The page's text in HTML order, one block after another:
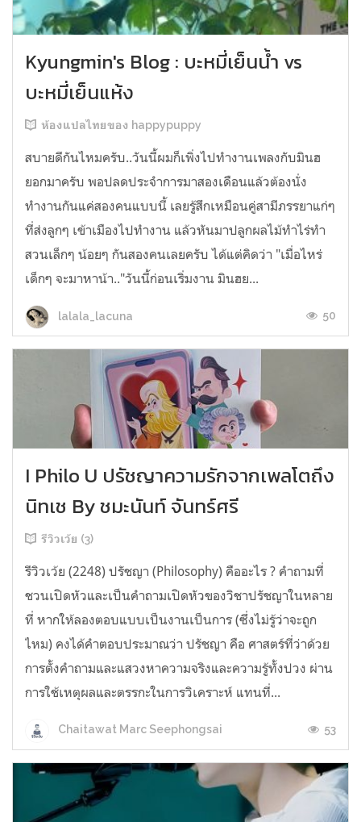
Kyungmin's Blog : บะหมี่เย็นน้ำ vs
บะหมี่เย็นแห้ง
ห้องแปลไทยของ happypuppy
สบายดีกันไหมครับ..วันนี้ผมก็เพิ่งไปทำงานเพลงกับมินฮ
ยอกมาครับ พอปลดประจำการมาสองเดือนแล้วต้องนั่ง
ทำงานกันแค่สองคนแบบนี้ เลยรู้สึกเหมือนคู่สามีภรรยาแก่ๆ
ที่ส่งลูกๆ เข้าเมืองไปทำงาน แล้วหันมาปลูกผลไม้ทำไร่ทำ
สวนเล็กๆ น้อยๆ กันสองคนเลยครับ ได้แต่คิดว่า "เมื่อไหร่
เด็กๆ จะมาหาน้า.."วันนี้ก่อนเริ่มงาน มินฮย...
lalala_lacuna 50
I Philo U ปรัชญาความรักจากเพลโตถึง
นิทเช By ชมะนันท์ จันทร์ศรี
รีวิวเว้ย (3)
รีวิวเว้ย (2248) ปรัชญา (Philosophy) คืออะไร ? คำถามที่
ชวนเปิดหัวและเป็นคำถามเปิดหัวของวิชาปรัชญาในหลาย
ที่ หากให้ลองตอบแบบเป็นงานเป็นการ (ซึ่งไม่รู้ว่าจะถูก
ไหม) คงได้คำตอบประมาณว่า ปรัชญา คือ ศาสตร์ที่ว่าด้วย
การตั้งคำถามและแสวงหาความจริงและความรู้ทั้งปวง ผ่าน
การใช้เหตุผลและตรรกะในการวิเคราะห์ แทนที่...
Chaitawat Marc Seephongsai 53